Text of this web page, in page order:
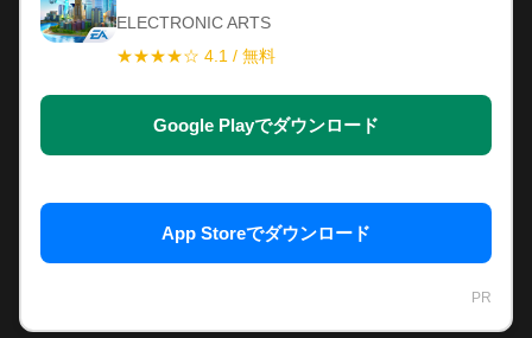
ELECTRONIC ARTS
★★★★☆ 4.1 / 無料
Google Playでダウンロード
App Storeでダウンロード
PR